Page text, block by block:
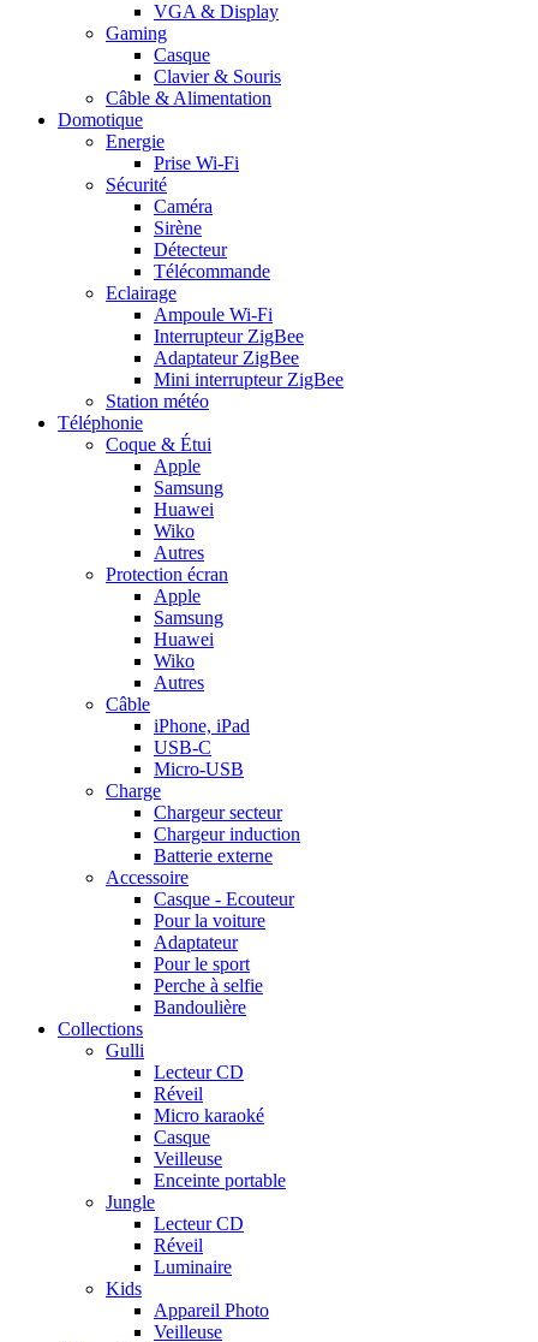
VGA & Display
Gaming
Casque
Clavier & Souris
Câble & Alimentation
Domotique
Energie
Prise Wi-Fi
Sécurité
Caméra
Sirène
Détecteur
Télécommande
Eclairage
Ampoule Wi-Fi
Interrupteur ZigBee
Adaptateur ZigBee
Mini interrupteur ZigBee
Station météo
Téléphonie
Coque & Étui
Apple
Samsung
Huawei
Wiko
Autres
Protection écran
Apple
Samsung
Huawei
Wiko
Autres
Câble
iPhone, iPad
USB-C
Micro-USB
Charge
Chargeur secteur
Chargeur induction
Batterie externe
Accessoire
Casque - Ecouteur
Pour la voiture
Adaptateur
Pour le sport
Perche à selfie
Bandoulière
Collections
Gulli
Lecteur CD
Réveil
Micro karaoké
Casque
Veilleuse
Enceinte portable
Jungle
Lecteur CD
Réveil
Luminaire
Kids
Appareil Photo
Veilleuse